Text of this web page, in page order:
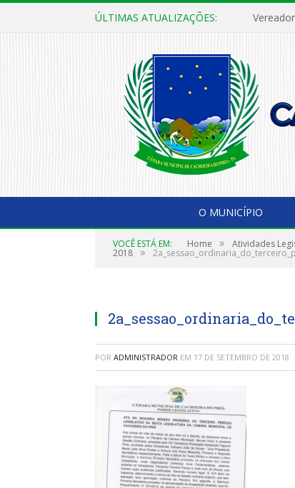
ÚLTIMAS ATUALIZAÇÕES:
O MUNICÍPIO
VOCÊ ESTÁ EM: Home » Atividades
2018 »
POR ADMINISTRADOR EM 17 DE SETEMBRO DE 2018